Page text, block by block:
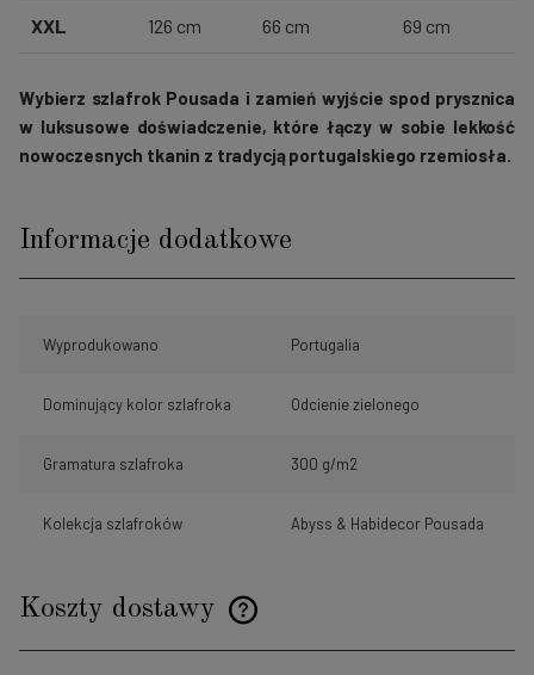
XXL 126 cm 66 cm 69 cm
Wybierz szlafrok Pousada i zamień wyjście spod prysznica
w luksusowe doświadczenie, które łączy w sobie lekkość
nowoczesnych tkanin z tradycją portugalskiego rzemiosła.
Informacje dodatkowe
Wyprodukowano Portugalia
Dominujący kolor szlafroka Odcienie zielonego
Gramatura szlafroka 300 g/m2
Kolekcja szlafroków Abyss & Habidecor Pousada
Koszty dostawy
Cena nie zawiera ewentualnych kosztów płatności